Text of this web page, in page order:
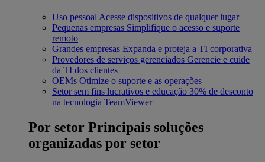
Uso pessoal Acesse dispositivos de qualquer lugar
Pequenas empresas Simplifique o acesso e suporte
remoto
Grandes empresas Expanda e proteja a TI corporativa
Provedores de serviços gerenciados Gerencie e cuide
da TI dos clientes
OEMs Otimize o suporte e as operações
Setor sem fins lucrativos e educação 30% de desconto
na tecnologia TeamViewer
Por setor Principais soluções
organizadas por setor